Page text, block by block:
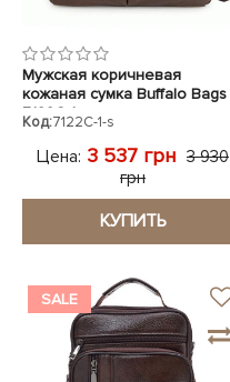
Мужская коричневая
кожаная сумка Buffalo Bags
7122C-1
Код:7122C-1-s
Цена: 3 537 грн 3 930
грн
КУПИТЬ
SALE